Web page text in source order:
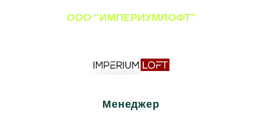
ООО "ИМПЕРИУМЛОФТ"
Менеджер